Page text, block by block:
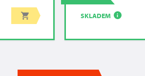
SKLADEM i